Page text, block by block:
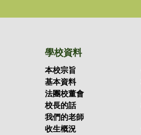
學校資料
本校宗旨
基本資料
法團校董會
校長的話
我們的老師
收生概況